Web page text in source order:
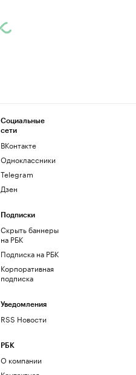
Социальные
сети
ВКонтакте
Одноклассники
Telegram
Дзен
Подписки
Скрыть баннеры
на РБК
Подписка на РБК
Корпоративная
подписка
Уведомления
RSS Новости
РБК
О компании